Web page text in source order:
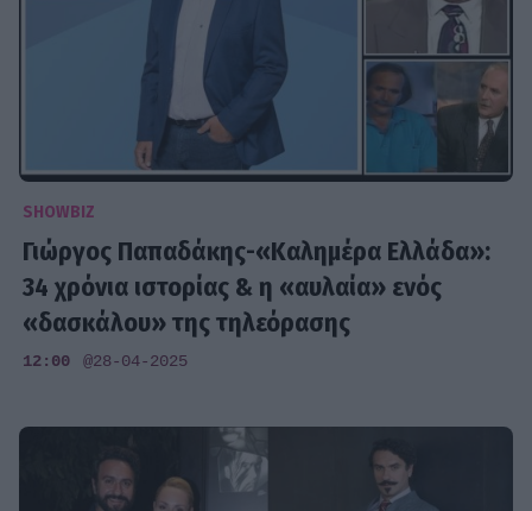
SHOWBIZ
Γιώργος Παπαδάκης-«Καλημέρα Ελλάδα»:
34 χρόνια ιστορίας & η «αυλαία» ενός
«δασκάλου» της τηλεόρασης
12:00 @28-04-2025